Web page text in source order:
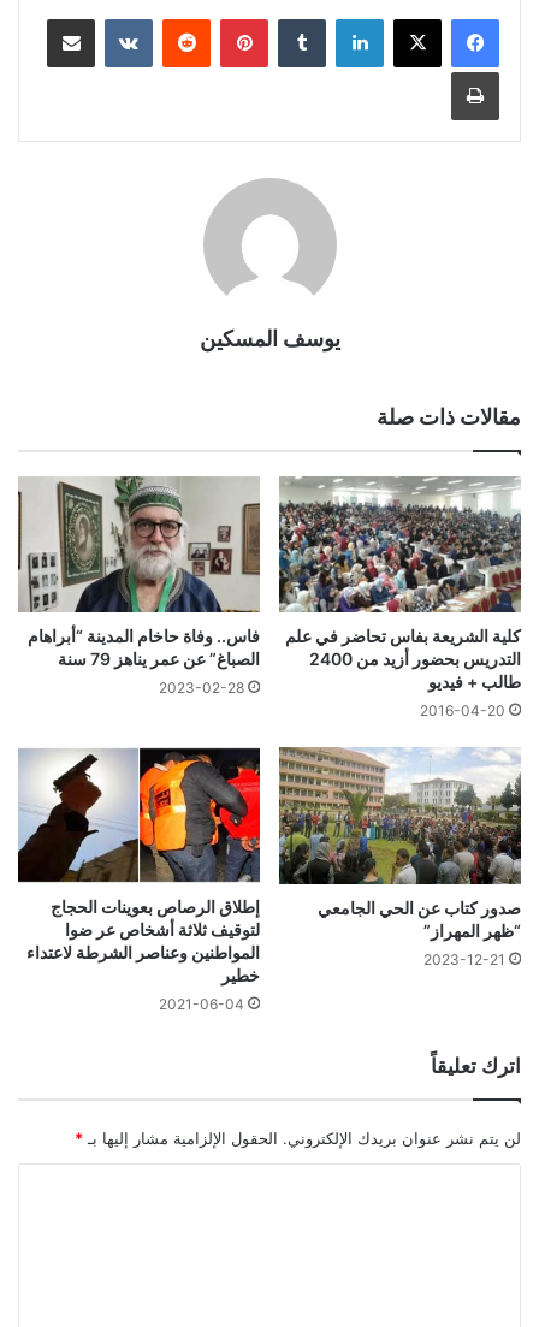
لينكدإن بينتيريست مشاركة عبر البريد
طباعة
يوسف المسكين
مقالات ذات صلة
كلية الشريعة بفاس تحاضر في علم
التدريس بحضور أزيد من 2400
طالب + فيديو
2016-04-20
فاس.. وفاة حاخام المدينة “أبراهام
الصباغ” عن عمر يناهز 79 سنة
2023-02-28
صدور كتاب عن الحي الجامعي
“ظهر المهراز”
2023-12-21
إطلاق الرصاص بعوينات الحجاج
لتوقيف ثلاثة أشخاص عر ضوا
المواطنين وعناصر الشرطة لاعتداء
خطير
2021-06-04
اترك تعليقاً
لن يتم نشر عنوان بريدك الإلكتروني. الحقول الإلزامية مشار إليها بـ *